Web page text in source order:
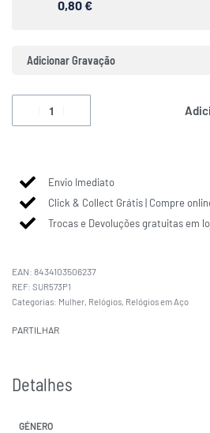
0,80 €
Adicionar Gravação
Envio Imediato
Click & Collect Grátis | Compre
Trocas e Devoluções gratuitas em
EAN: 8434103506237
SUR573P1
Categorias: Mulher, Relógios, Relógios em Aço
PARTILHAR
Detalhes
GÉNERO